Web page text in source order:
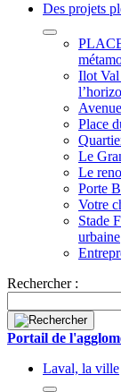
Des projets
Ilot Val
Place
Le
Le
Porte
Votre
Stade
urbaine
Rechercher :
Portail de
Laval, la ville